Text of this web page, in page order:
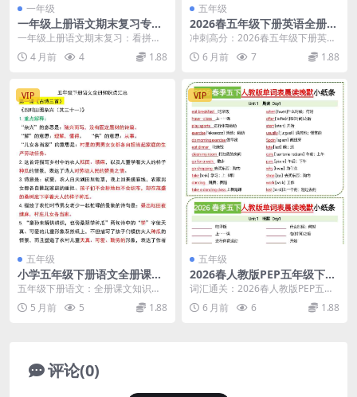
一年级
一年级上册语文期末复习专
项：看拼音写词语过关练习题
一年级上册语文期末复习：看拼音
写词语专项过关练 期末考试临近，
一年级上册语文的基...
4 月前 4 1.88
五年级
2026春五年级下册英语全册重
点句型过关专项强化提分电子
冲刺高分：2026春五年级下册英语
全册重点句型过关专项深度解析 大
家好，我是学科...
6 月前 7 1.88
VIP
五年级
小学五年级下册语文全册课文
知识点汇总及期末同步专项复
五年级下册语文：全册课文知识点
汇总与深度解析 各位家长和同学，
学科星今日为您精心...
5 月前 5 1.88
VIP
五年级
2026春人教版PEP五年级下册
英语单词表晨读晚默小纸条同
词汇通关：2026春人教版PEP五年
级下册英语单词表晨读晚默小纸条
深度解析 大家...
6 月前 6 1.88
评论(0)